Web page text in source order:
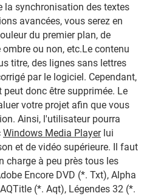
la synchronisation des textes
avancées, vous serez en
du premier plan, de
ou non, etc.Le contenu
titre, des lignes sans lettres
par le logiciel. Cependant,
donc être supprimée. Le
votre projet afin que vous
Ainsi, l'utilisateur pourra
Windows Media Playerlui
et de vidéo supérieure. Il faut
charge à peu près tous les
Encore DVD (*. Txt), Alpha
(*. Aqt), Légendes 32 (*.